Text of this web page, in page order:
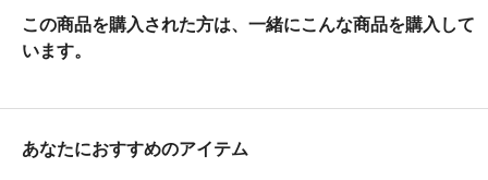
この商品を購入された方は、一緒にこんな商品を購入して
います。
あなたにおすすめのアイテム